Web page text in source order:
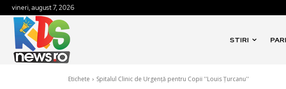
vineri, august 7, 2026
STIRI
Etichete Spitalul Clinic de Urgență pentru Copii ''Louis Țurcanu''